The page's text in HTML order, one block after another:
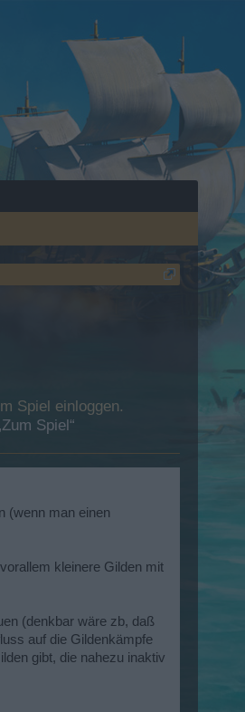
Spiel einloggen.
Spiel“
(wenn man einen
kleinere Gilden mit
(denkbar wäre zb, daß
auf die Gildenkämpfe
gibt, die nahezu inaktiv